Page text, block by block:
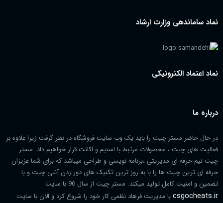
نماد ساماندهی وزارت ارشاد
نماد اعتماد الکترونیکی
درباره ما
در حال حاضر مستر چیت را باید یک وب سایت فروشگاه در نظر گرفت زیرا علاوه بر
فعالیت های چیت ، محصولات مرتبط با استیم و اکانت قرار خواهیم داد. مستر
چیت تیم حرفه ای مدیریتی ،برنامه نویسی و طراحی میباشد که برای شما عزیزان
حرفه ای ترین چیت ها را با به روز ترین تکنیک های دور زدن آنتی چیت و با
تضمین و امنیت کامل تولید میکند. مستر چیت از سال 96 با سایت
csgocheats.irبا مدیریت فرهاد نظمی کار خود را شروع کرد و الان با سایت